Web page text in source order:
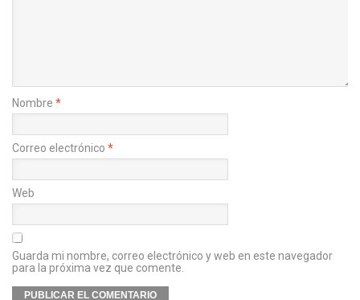
Nombre *
Correo electrónico *
Web
Guarda mi nombre, correo electrónico y web en este navegador
para la próxima vez que comente.